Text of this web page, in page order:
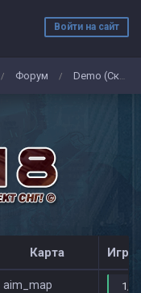
Войти на сайт
/ Форум / Demo (Скриншоты)
Карта
aim_map 1/